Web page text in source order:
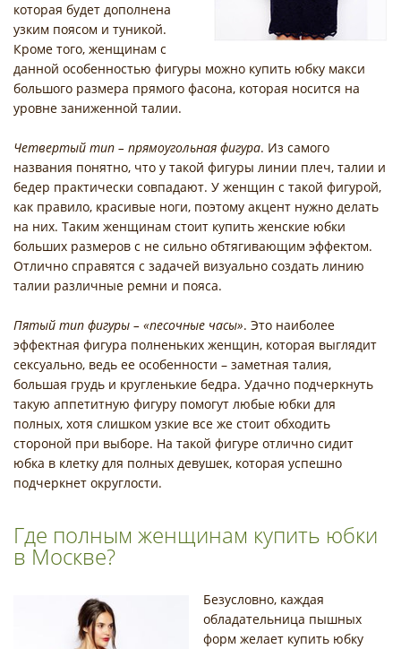
которая будет дополнена
узким поясом и туникой.
Кроме того, женщинам с
данной особенностью фигуры можно купить юбку макси
большого размера прямого фасона, которая носится на
уровне заниженной талии.
Четвертый тип – прямоугольная фигура. Из самого
названия понятно, что у такой фигуры линии плеч, талии и
бедер практически совпадают. У женщин с такой фигурой,
как правило, красивые ноги, поэтому акцент нужно делать
на них. Таким женщинам стоит купить женские юбки
больших размеров с не сильно обтягивающим эффектом.
Отлично справятся с задачей визуально создать линию
талии различные ремни и пояса.
Пятый тип фигуры – «песочные часы». Это наиболее
эффектная фигура полненьких женщин, которая выглядит
сексуально, ведь ее особенности – заметная талия,
большая грудь и кругленькие бедра. Удачно подчеркнуть
такую аппетитную фигуру помогут любые юбки для
полных, хотя слишком узкие все же стоит обходить
стороной при выборе. На такой фигуре отлично сидит
юбка в клетку для полных девушек, которая успешно
подчеркнет округлости.
Где полным женщинам купить юбки
в Москве?
Безусловно, каждая
обладательница пышных
форм желает купить юбку